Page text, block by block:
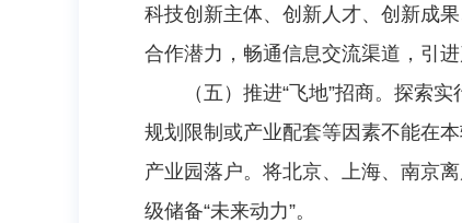
科技创新主体、创新人才、创新成
合作潜力，畅通信息交流渠道，引
（五）推进“飞地”招商。探索
规划限制或产业配套等因素不能在
产业园落户。将北京、上海、南京
级储备“未来动力”。